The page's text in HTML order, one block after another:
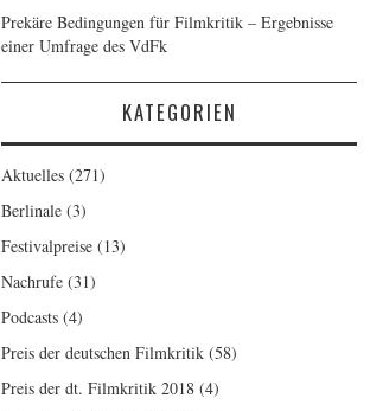
Prekäre Bedingungen für Filmkritik – Ergebnisse
einer Umfrage des VdFk
KATEGORIEN
Aktuelles (271)
Berlinale (3)
Festivalpreise (13)
Nachrufe (31)
Podcasts (4)
Preis der deutschen Filmkritik (58)
Preis der dt. Filmkritik 2018 (4)